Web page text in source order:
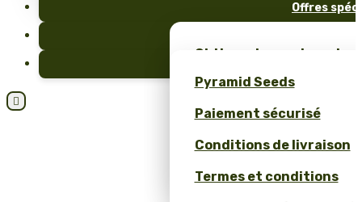
Offres
Obtiens des graines de
Pyramid Seeds !
Obtenez 10 % de
Calculateur de Prix pour
Pyramid Seeds
Paiement sécurisé
Conditions de livraison
Termes et conditions
